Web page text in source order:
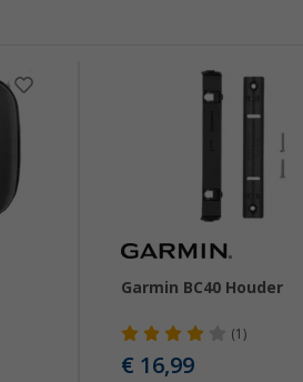
Garmin BC40 Houder
(1)
€ 16,99